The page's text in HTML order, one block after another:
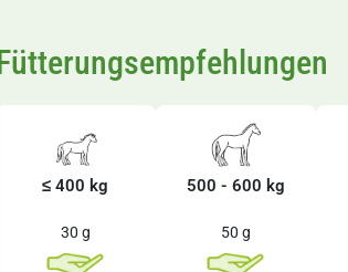
Fütterungsempfehlungen
≤ 400 kg
30 g
500 - 600 kg
50 g